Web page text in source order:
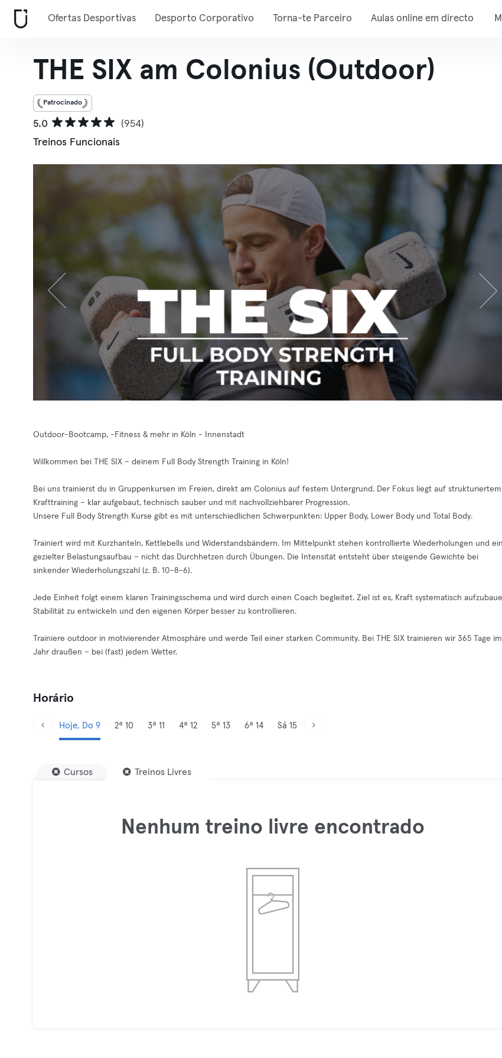
Ofertas Desportivas Desporto Corporativo Torna-te Parceiro Aulas online em directo
THE SIX am Colonius (Outdoor)
Patrocinado
5.0
(954)
Treinos Funcionais
Outdoor-Bootcamp, -Fitness & mehr in Köln - Innenstadt
Willkommen bei THE SIX – deinem Full Body Strength Training in Köln!
Bei uns trainierst du in Gruppenkursen im Freien, direkt am Colonius auf festem Untergrund. Der Fokus liegt auf strukturiertem
Krafttraining – klar aufgebaut, technisch sauber und mit nachvollziehbarer Progression.
Unsere Full Body Strength Kurse gibt es mit unterschiedlichen Schwerpunkten: Upper Body, Lower Body und Total Body.
Trainiert wird mit Kurzhanteln, Kettlebells und Widerstandsbändern. Im Mittelpunkt stehen kontrollierte Wiederholungen und ein
gezielter Belastungsaufbau – nicht das Durchhetzen durch Übungen. Die Intensität entsteht über steigende Gewichte bei
sinkender Wiederholungszahl (z. B. 10–8–6).
Jede Einheit folgt einem klaren Trainingsschema und wird durch einen Coach begleitet. Ziel ist es, Kraft systematisch
Stabilität zu entwickeln und den eigenen Körper besser zu kontrollieren.
Trainiere outdoor in motivierender Atmosphäre und werde Teil einer starken Community. Bei THE SIX trainieren wir 365 Tage im
Jahr draußen – bei (fast) jedem Wetter.
Horário
Hoje, Do 9 2ª 10 3ª 11 4ª 12 5ª 13 6ª 14 Sá 15
Cursos Treinos Livres
Nenhum treino livre encontrado